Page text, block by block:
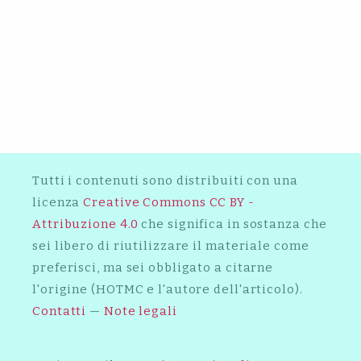
Tutti i contenuti sono distribuiti con una
licenzaCreative Commons CC BY -
Attribuzione 4.0 che significa in sostanza che
sei libero di riutilizzare il materiale come
preferisci, ma sei obbligato a citarne
l'origine (HOTMC e l'autore dell'articolo).
Contatti — Note legali